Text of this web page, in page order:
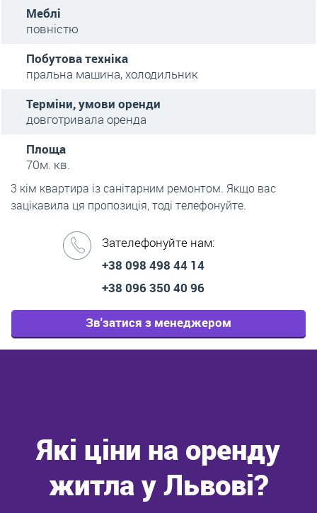
Меблі
повністю
Побутова техніка
пральна машина, холодильник
Терміни, умови оренди
довготривала оренда
Площа
70м. кв.
3 кім квартира із санітарним ремонтом. Якщо вас
зацікавила ця пропозиція, тоді телефонуйте.
Зателефонуйте нам:
+38 098 498 44 14
+38 096 350 40 96
Зв'затися з менеджером
Які ціни на оренду
житла у Львові?